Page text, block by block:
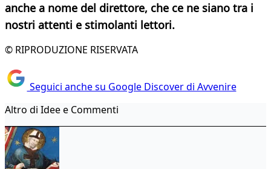
anche a nome del direttore, che ce ne siano tra i
nostri attenti e stimolanti lettori.
© RIPRODUZIONE RISERVATA
Seguici anche su Google Discover di Avvenire
Altro di Idee e Commenti